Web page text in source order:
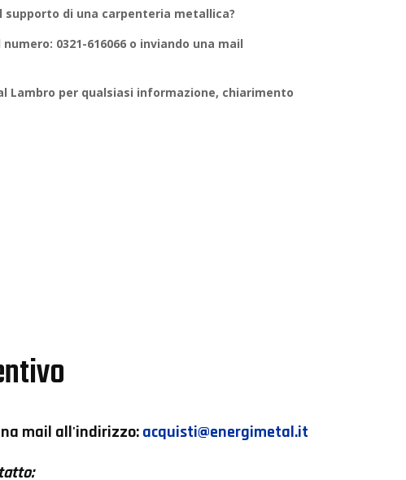
supporto di una carpenteria metallica?
0321-616066 o inviando una mail
Lambro per qualsiasi informazione, chiarimento
mail all'indirizzo:acquisti@energimetal.it